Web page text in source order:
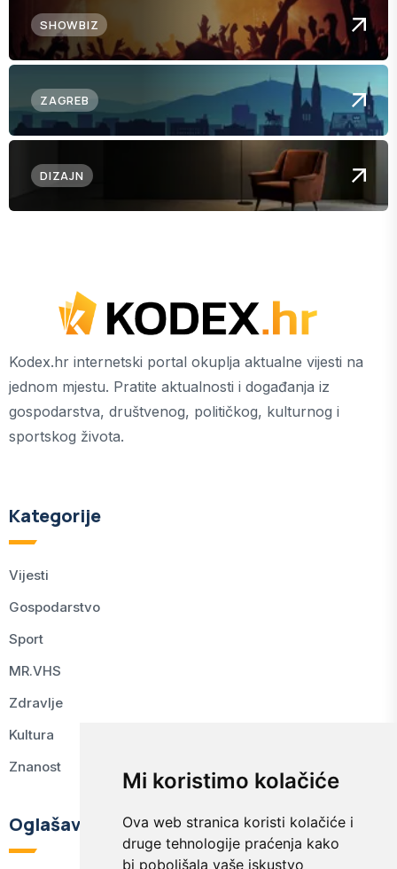
Mi koristimo kolačiće
Ova web stranica koristi kolačiće i
druge tehnologije praćenja kako
bi poboljšala vaše iskustvo
SHOWBIZ
ZAGREB
DIZAJN
Kodex.hr internetski portal okuplja aktualne vijesti na
jednom mjestu. Pratite aktualnosti i događanja iz
gospodarstva, društvenog, političkog, kulturnog i
sportskog života.
Kategorije
Vijesti
Gospodarstvo
Sport
MR.VHS
Zdravlje
Kultura
Znanost
Oglašavanje